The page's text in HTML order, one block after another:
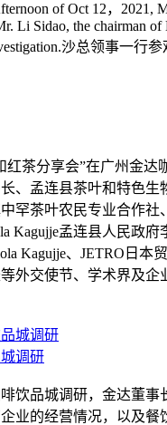
of Oct 12，2021,
Li Sidao, the chairman
investigation.沙总领事
茶分享会”在广州金
、孟连县茶叶和特色
罕茶叶农民专业合作
Kagujje孟连县人民政
Kagujje、JETRO日
外交使节、学术界及
调研
饮品城调研，金达董
业的经营情况，以及